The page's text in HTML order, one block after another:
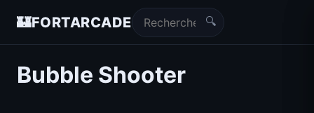
🏰FORTARCADE 🔍
Bubble Shooter